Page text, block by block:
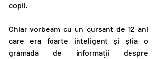
copil.
Chiar vorbeam cu un cursant de 12 ani
care era foarte inteligent și știa o
grămadă de informații despre